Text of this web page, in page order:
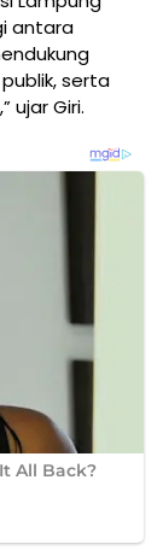
antara
serta
ujar Giri.